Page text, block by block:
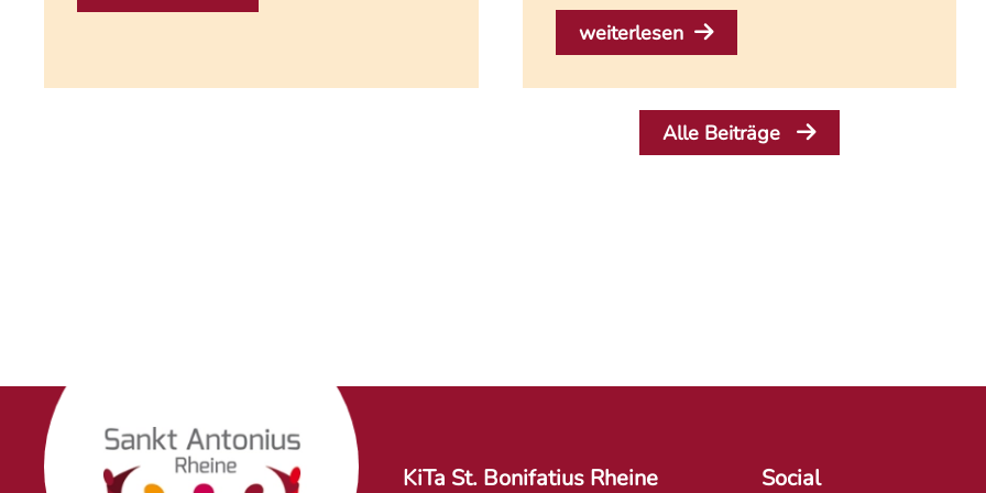
weiterlesen
Alle Beiträge
KiTa St. Bonifatius Rheine Social